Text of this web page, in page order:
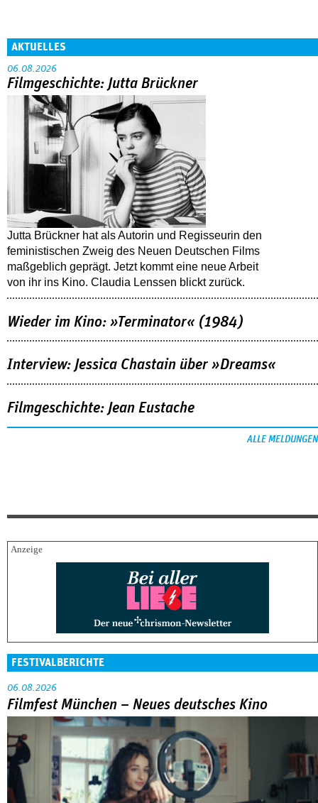
AKTUELLES
06.08.2026
Filmgeschichte: Jutta Brückner
Jutta Brückner hat als Autorin und Regisseurin den
feministischen Zweig des Neuen Deutschen Films
maßgeblich geprägt. Jetzt kommt eine neue Arbeit
von ihr ins Kino. Claudia Lenssen blickt zurück.
Wieder im Kino: »Terminator« (1984)
Interview: Jessica Chastain über »Dreams«
Filmgeschichte: Jean Eustache
ALLE MELDUNGEN
FESTIVALBERICHTE
06.08.2026
Filmfest München – Neues deutsches Kino